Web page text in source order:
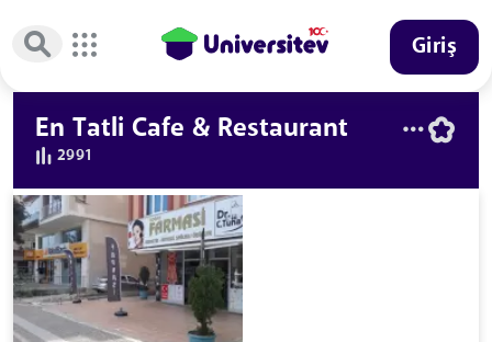
Giriş
En Tatli Cafe & Restaurant
2991